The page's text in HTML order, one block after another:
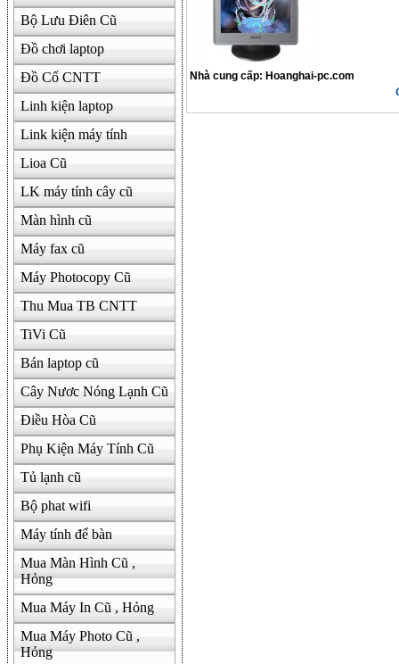
Bộ Lưu Điên Cũ
Đồ chơi laptop
Đồ Cổ CNTT
Linh kiện laptop
Link kiện máy tính
Lioa Cũ
LK máy tính cây cũ
Màn hình cũ
Máy fax cũ
Máy Photocopy Cũ
Thu Mua TB CNTT
TiVi Cũ
Bán laptop cũ
Cây Nươc Nóng Lạnh Cũ
Điều Hòa Cũ
Phụ Kiện Máy Tính Cũ
Tủ lạnh cũ
Bộ phat wifi
Máy tính để bàn
Mua Màn Hình Cũ ,
Hỏng
Mua Máy In Cũ , Hỏng
Mua Máy Photo Cũ ,
Hỏng
Nhà cung cấp: Hoanghai-pc.com